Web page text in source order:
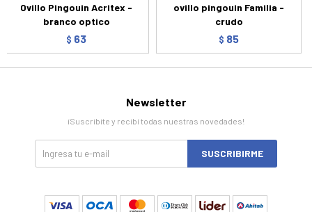
Ovillo Pingouin Acritex -
branco optico
$ 63
ovillo pingouin Familia -
crudo
$ 85
Newsletter
¡Suscribite y recibí todas nuestras novedades!
SUSCRIBIRME